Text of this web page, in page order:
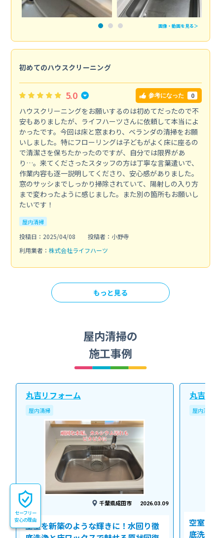
画像・動画を見る＞
初めてのハウスクリーニング
5.0 参考になった 0
ハウスクリーニングをお願いするのは初めてだったので不
安もありましたが、ライフハーツさんに依頼して本当によ
かったです。今回は床と窓まわり、ベランダの清掃をお願
いしました。特にフローリングは子どもがよく床に座るの
で清潔さを保ちたかったのですが、自分では限界があ
り…。来てくださったスタッフの方は丁寧な言葉遣いで、
作業内容も逐一説明してくださり、安心感がありました。
窓のサッシまでしっかり掃除されていて、陽射しの入り方
まで変わったように感じました。また別の箇所もお願いし
たいです！
屋内清掃
投稿日：2025/04/08
投稿者：小野寺
利用業者： 株式会社ライフハーツ
もっと見る
屋内清掃の
施工事例
丸吉リフォーム
屋内清掃
千葉県成田市 2026.03.09
空室を新築のような輝きに！水回り徹
丸吉リ
屋内清掃
空室を
底洗浄
セーフリー
安心の理由